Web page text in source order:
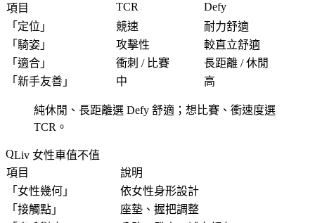
項目
TCR
Defy
「 定位 」 競速
耐力舒適
「 騎姿 」 攻擊性
較直立舒適
「 適合 」 衝刺 / 比賽
長距離 / 休閒
「 新手友善 」 中 高
純休閒、長距離選 Defy 舒適；想比賽、衝速度選
TCR。
Liv 女性車值不值
項目
說明
「 女性幾何 」
依女性身形設計
「 接觸點 」
座墊、握把調整